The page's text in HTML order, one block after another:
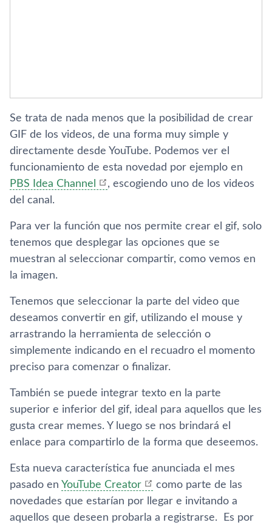
Se trata de nada menos que la posibilidad de crear
GIF de los videos, de una forma muy simple y
directamente desde YouTube. Podemos ver el
funcionamiento de esta novedad por ejemplo en
PBS Idea Channel
, escogiendo uno de los videos
del canal.
Para ver la función que nos permite crear el gif, solo
tenemos que desplegar las opciones que se
muestran al seleccionar compartir, como vemos en
la imagen.
Tenemos que seleccionar la parte del video que
deseamos convertir en gif, utilizando el mouse y
arrastrando la herramienta de selección o
simplemente indicando en el recuadro el momento
preciso para comenzar o finalizar.
También se puede integrar texto en la parte
superior e inferior del gif, ideal para aquellos que les
gusta crear memes. Y luego se nos brindará el
enlace para compartirlo de la forma que deseemos.
Esta nueva caracterí­stica fue anunciada el mes
pasado en YouTube Creator
como parte de las
novedades que estarí­an por llegar e invitando a
aquellos que deseen probarla a registrarse. Es por